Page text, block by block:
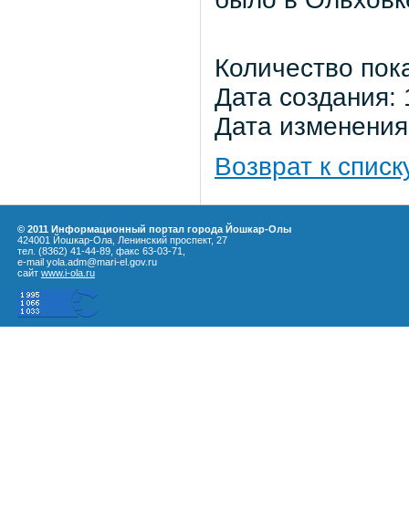
Количество
Дата
Дата
Возврат к
© 2011 Информационный портал города Йошкар-Олы
424001 Йошкар-Ола, Ленинский проспект, 27
тел. (8362) 41-44-89, факс 63-03-71,
e-mail yola.adm@mari-el.gov.ru
сайт www.i-ola.ru